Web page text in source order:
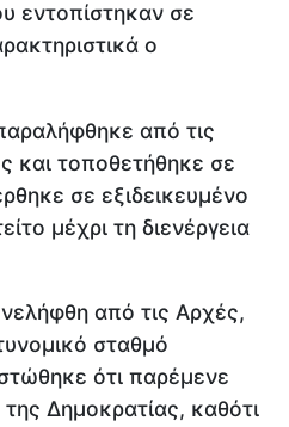
εντοπίστηκαν σε
ο
από τις
και τοποθετήθηκε σε
σε εξιδεικευμένο
μέχρι τη διενέργεια
από τις Αρχές,
σταθμό
ότι παρέμενε
Δημοκρατίας, καθότι